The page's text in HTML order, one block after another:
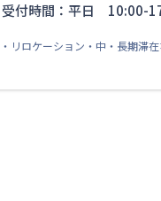
受付時間：平日 10:00-
リロケーション・中・長期滞